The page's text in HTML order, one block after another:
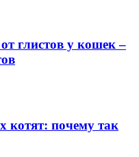
глистов у кошек –
котят: почему так